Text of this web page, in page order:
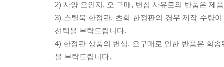
2) 사양 오인지, 오 구매, 변심 사유로의 반품은 제
3) 스틸북 한정판, 초회 한정판의 경우 제작 수량
선택을 부탁드립니다.
4) 한정판 상품의 변심, 오구매로 인한 반품은 회
을 부탁드립니다.